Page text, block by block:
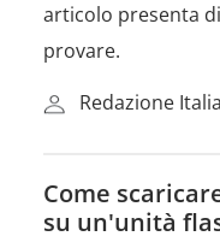
articolo presenta
provare.
Redazione
Come
su un'unità